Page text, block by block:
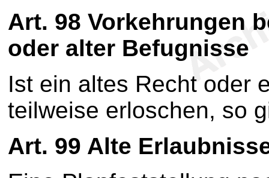
Art. 98 Vorkehrungen
oder alter Befugnisse
Ist ein altes Recht oder
teilweise erloschen, so
Art. 99 Alte